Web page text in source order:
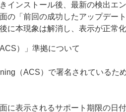
インストール後、最新の検出
の「前回の成功したアップデー
に本現象は解消し、表示が正常化
）」準拠について
（ACS）で署名されているた
に表示されるサポート期限の日